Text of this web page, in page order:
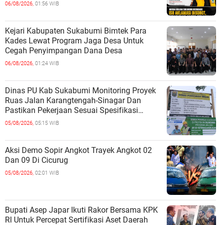
06/08/2026, 01:56 WIB
Kejari Kabupaten Sukabumi Bimtek Para
Kades Lewat Program Jaga Desa Untuk
Cegah Penyimpangan Dana Desa
06/08/2026, 01:24 WIB
Dinas PU Kab Sukabumi Monitoring Proyek
Ruas Jalan Karangtengah-Sinagar Dan
Pastikan Pekerjaan Sesuai Spesifikasi
Teknis
05/08/2026, 05:15 WIB
Aksi Demo Sopir Angkot Trayek Angkot 02
Dan 09 Di Cicurug
05/08/2026, 02:01 WIB
Bupati Asep Japar Ikuti Rakor Bersama KPK
RI Untuk Percepat Sertifikasi Aset Daerah